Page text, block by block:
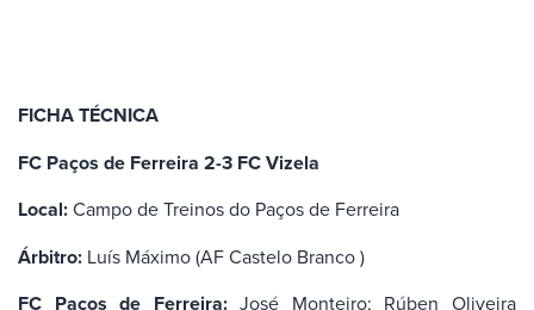
FICHA TÉCNICA
FC Paços de Ferreira 2-3 FC Vizela
Local:Campo de Treinos do Paços de Ferreira
Árbitro: Luís Máximo (AF Castelo Branco )
FC Paços de Ferreira:José Monteiro; Rúben Oliveira